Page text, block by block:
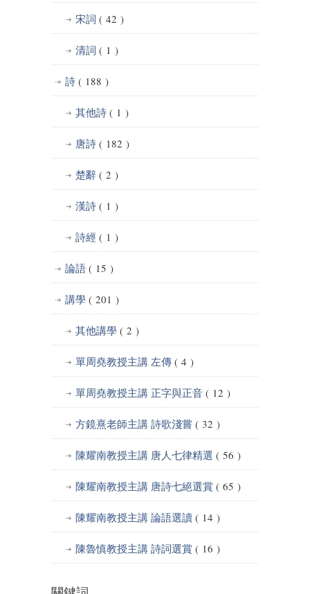
宋詞 ( 42 )
清詞 ( 1 )
詩 ( 188 )
其他詩 ( 1 )
唐詩 ( 182 )
楚辭 ( 2 )
漢詩 ( 1 )
詩經 ( 1 )
論語 ( 15 )
講學 ( 201 )
其他講學 ( 2 )
單周堯教授主講 左傳 ( 4 )
單周堯教授主講 正字與正音 ( 12 )
方鏡熹老師主講 詩歌淺嘗 ( 32 )
陳耀南教授主講 唐人七律精選 ( 56 )
陳耀南教授主講 唐詩七絕選賞 ( 65 )
陳耀南教授主講 論語選讀 ( 14 )
陳魯慎教授主講 詩詞選賞 ( 16 )